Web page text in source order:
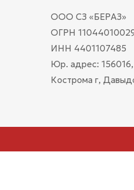
ООО СЗ «БЕРАЗ»
ОГРН
ИНН 4401107485
Юр. адрес:
Кострома г,